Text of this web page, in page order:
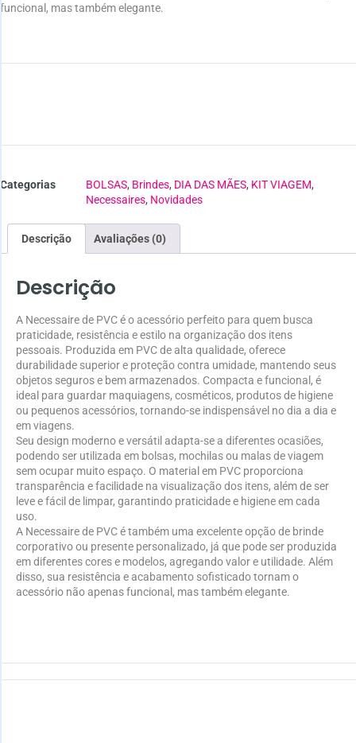
funcional, mas também elegante.
Categorias BOLSAS, Brindes, DIA DAS MÃES, KIT VIAGEM,
Necessaires, Novidades
Descrição Avaliações (0)
Descrição
A Necessaire de PVC é o acessório perfeito para quem busca
praticidade, resistência e estilo na organização dos itens
pessoais. Produzida em PVC de alta qualidade, oferece
durabilidade superior e proteção contra umidade, mantendo seus
objetos seguros e bem armazenados. Compacta e funcional, é
ideal para guardar maquiagens, cosméticos, produtos de higiene
ou pequenos acessórios, tornando-se indispensável no dia a dia e
em viagens.
Seu design moderno e versátil adapta-se a diferentes ocasiões,
podendo ser utilizada em bolsas, mochilas ou malas de viagem
sem ocupar muito espaço. O material em PVC proporciona
transparência e facilidade na visualização dos itens, além de ser
leve e fácil de limpar, garantindo praticidade e higiene em cada
uso.
A Necessaire de PVC é também uma excelente opção de brinde
corporativo ou presente personalizado, já que pode ser produzida
em diferentes cores e modelos, agregando valor e utilidade. Além
disso, sua resistência e acabamento sofisticado tornam o
acessório não apenas funcional, mas também elegante.